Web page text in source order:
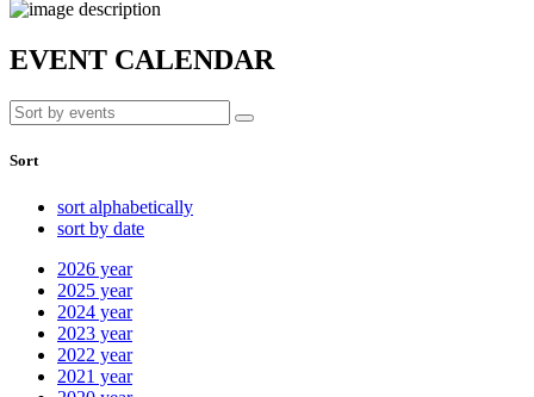
EVENT CALENDAR
Sort
sort alphabetically
sort by date
2026 year
2025 year
2024 year
2023 year
2022 year
2021 year